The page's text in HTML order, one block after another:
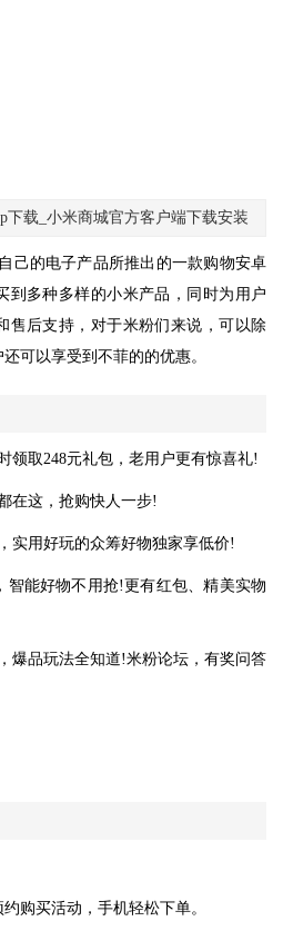
下载_小米商城官方客户端下载安装
己的电子产品所推出的一款购物安卓
到多种多样的小米产品，同时为用户
售后支持，对于米粉们来说，可以除
可以享受到不菲的的优惠。
领取248元礼包，老用户更有惊喜礼!
在这，抢购快人一步!
实用好玩的众筹好物独家享低价!
智能好物不用抢!更有红包、精美实物
爆品玩法全知道!米粉论坛，有奖问答
购买活动，手机轻松下单。